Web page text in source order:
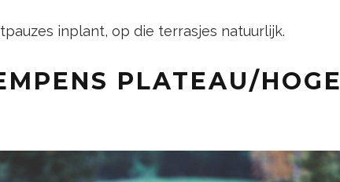
inplant, op die terrasjes natuurlijk.
PLATEAU/HOGE